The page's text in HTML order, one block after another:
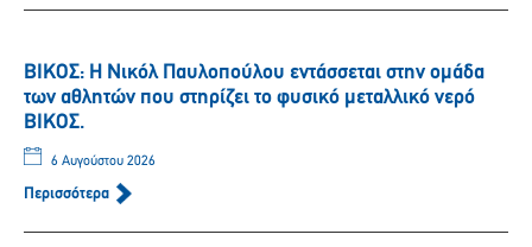
ΒΙΚΟΣ: Η Νικόλ Παυλοπούλου εντάσσεται στην ομάδα
των αθλητών που στηρίζει το φυσικό μεταλλικό νερό
ΒΙΚΟΣ.
6 Αυγούστου 2026
Περισσότερα